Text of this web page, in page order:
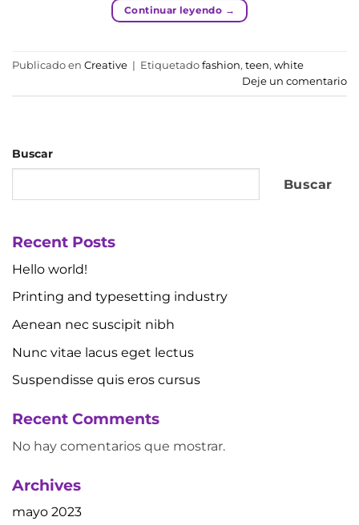
Continuar leyendo →
Publicado en Creative | Etiquetado fashion, teen, white
Deje un comentario
Buscar
Buscar
Recent Posts
Hello world!
Printing and typesetting industry
Aenean nec suscipit nibh
Nunc vitae lacus eget lectus
Suspendisse quis eros cursus
Recent Comments
No hay comentarios que mostrar.
Archives
mayo 2023